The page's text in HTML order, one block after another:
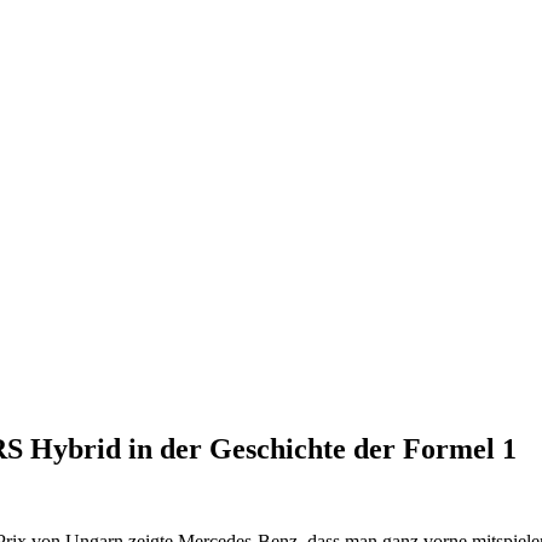
Hybrid in der Geschichte der Formel 1